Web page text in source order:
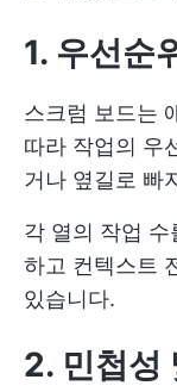
1. 우선순
스크럼 보드는
따라 작업의 우
거나 옆길로 빠
각 열의 작업
하고 컨텍스트
있습니다.
2. 민첩성